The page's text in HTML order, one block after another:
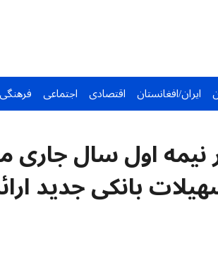
ایران/افغانستان اقتصادی اجتماعی فرهنگی
بانکی جدید